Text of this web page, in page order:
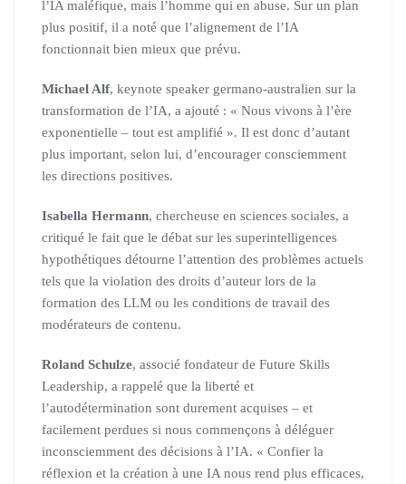
l’IA maléfique, mais l’homme qui en abuse. Sur un plan
plus positif, il a noté que l’alignement de l’IA
fonctionnait bien mieux que prévu.
Michael Alf, keynote speaker germano-australien sur la
transformation de l’IA, a ajouté : « Nous vivons à l’ère
exponentielle – tout est amplifié ». Il est donc d’autant
plus important, selon lui, d’encourager consciemment
les directions positives.
Isabella Hermann, chercheuse en sciences sociales, a
critiqué le fait que le débat sur les superintelligences
hypothétiques détourne l’attention des problèmes actuels
tels que la violation des droits d’auteur lors de la
formation des LLM ou les conditions de travail des
modérateurs de contenu.
Roland Schulze, associé fondateur de Future Skills
Leadership, a rappelé que la liberté et
l’autodétermination sont durement acquises – et
facilement perdues si nous commençons à déléguer
inconsciemment des décisions à l’IA. « Confier la
réflexion et la création à une IA nous rend plus efficaces,